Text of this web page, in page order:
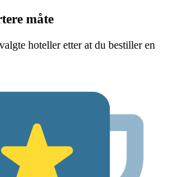
måte
hoteller etter at du bestiller en